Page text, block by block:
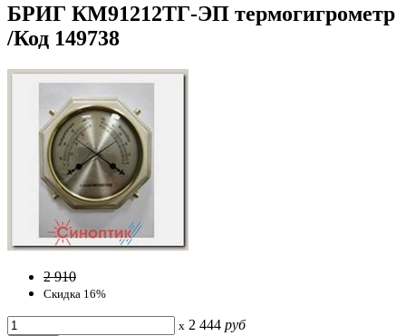
БРИГ КМ91212ТГ-ЭП термогигрометр
/Код 149738
2 910
Скидка 16%
x 2 444 руб